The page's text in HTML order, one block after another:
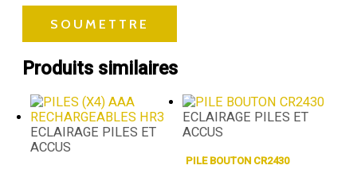
Produits similaires
ECLAIRAGE PILES ET
ACCUS
ECLAIRAGE PILES ET
ACCUS
PILE BOUTON CR2430